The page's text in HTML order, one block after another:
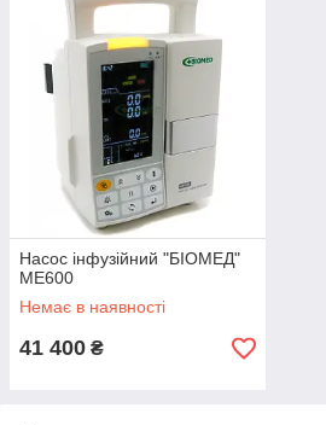
Насос інфузійний "БІОМЕД"
МЕ600
Немає в наявності
41 400 ₴